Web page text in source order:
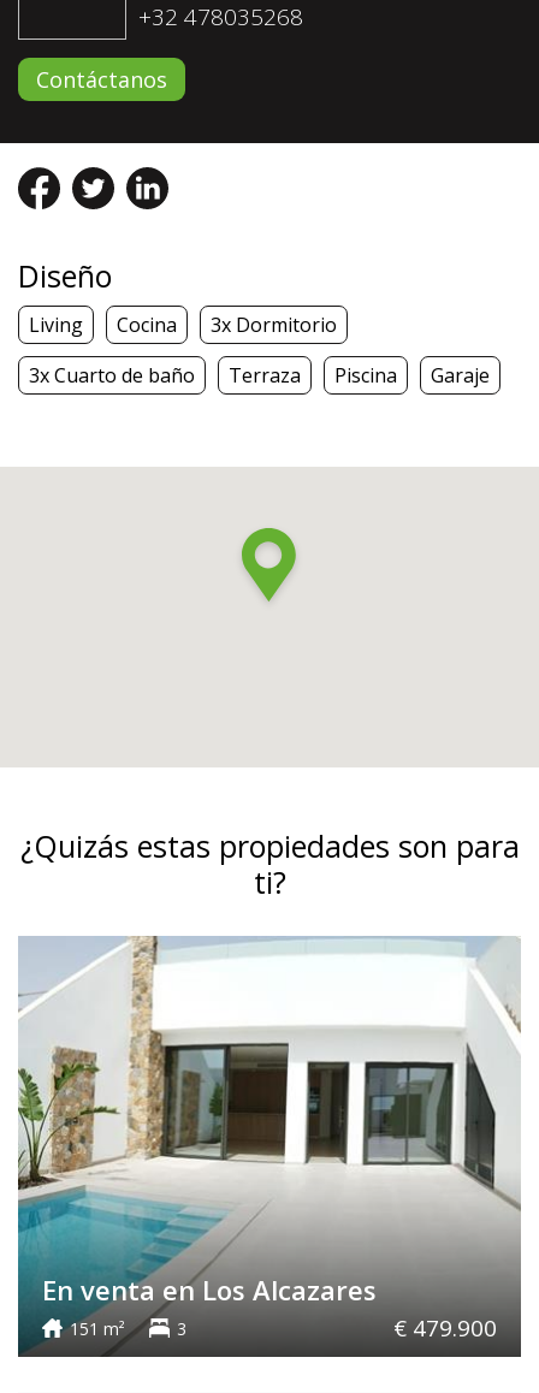
+32 478035268
Contáctanos
Diseño
Living Cocina
3x Dormitorio
3x Cuarto de baño
Terraza Piscina Garaje
¿Quizás estas propiedades son para
ti?
En venta en Los Alcazares
151 m² 3 € 479.900